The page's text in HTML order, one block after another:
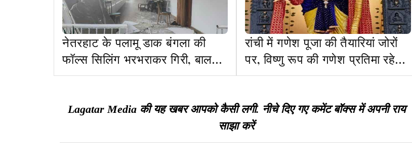
नेतरहाट के पलामू डाक बंगला की
फॉल्‍स सिलिंग भरभराकर गिरी, बाल-
बाल बचे सैलानी
रांची में गणेश पूजा की तैयारियां जोरों
पर, विष्णु रूप की गणेश प्रतिमा रहेगी
आकर्षण का केंद्र
Lagatar Media की यह खबर आपको कैसी लगी. नीचे दिए गए कमेंट बॉक्स में अपनी राय
साझा करें